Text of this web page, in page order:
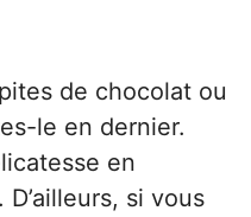
de chocolat ou
le en dernier.
en
si vous